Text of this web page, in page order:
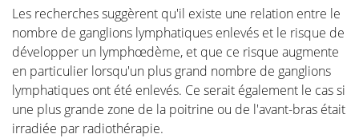
physique... Des études ont montré que l'acceptation
de la maladie comme faisant partie de la vie est un
élément clé pour faire face efficacement à la maladie,
ainsi que pour se concentrer sur la force mentale afin
de permettre au patient d'avancer dans la vie. Dans
cette section, nous abordons certains sujets que les
patients rencontrent pendant et après le traitement
Les recherches suggèrent qu'il existe une relation entre le
nombre de ganglions lymphatiques enlevés et le risque de
développer un lymphœdème, et que ce risque augmente
en particulier lorsqu'un plus grand nombre de ganglions
lymphatiques ont été enlevés. Ce serait également le cas si
une plus grande zone de la poitrine ou de l'avant-bras était
irradiée par radiothérapie.